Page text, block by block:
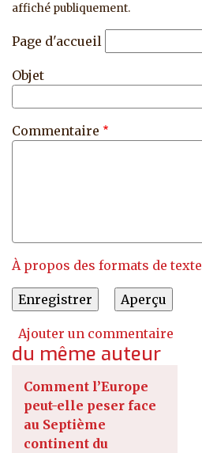
affiché publiquement.
Page d'accueil
Objet
Commentaire
À propos des formats de texte
Ajouter un commentaire
du même auteur
Comment l’Europe
peut-elle peser face
au Septième
continent du